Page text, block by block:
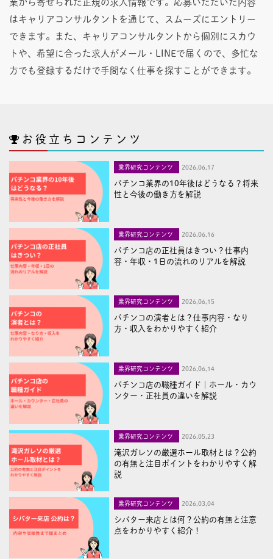
業から寄せられた正規の求人情報です。応募いただいた内容
はキャリアコンサルタントを通じて、スムーズにエントリー
できます。また、キャリアコンサルタントから個別にスカウ
トや、希望に合った求人がメール・LINEで届くので、多忙な
方でも登録するだけで手間なく仕事を探すことができます。
お役立ちコンテンツ
業界研究コンテンツ 2026,06,17
パチンコ業界の10年後はどうなる？将来
性と今後の働き方を解説
業界研究コンテンツ 2026,06,16
パチンコ店の正社員はきつい？仕事内
容・年収・1日の流れのリアルを解説
業界研究コンテンツ 2026,06,15
パチンコの演者とは？仕事内容・なり
方・収入をわかりやすく紹介
業界研究コンテンツ 2026,06,14
パチンコ店の職種ガイド｜ホール・カウ
ンター・正社員の違いを解説
業界研究コンテンツ 2026,05,23
滝沢ガレソの厳選ホール取材とは？公約
の有無と注目ポイントをわかりやすく解
説
業界研究コンテンツ 2026,03,04
シバター来店とは何？公約の有無と注意
点をわかりやすく紹介！